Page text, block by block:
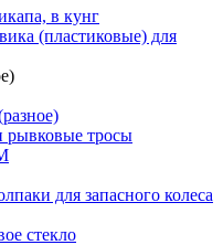
в кунг
(пластиковые) для
рывковые тросы
для запасного колеса
стекло